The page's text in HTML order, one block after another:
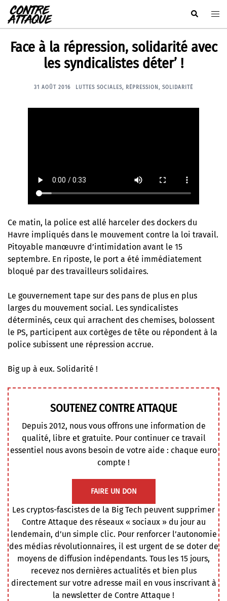
Aller
au
contenu
Rechercher
Face à la répression, solidarité avec
les syndicalistes déter’ !
31 AOÛT 2016 LUTTES SOCIALES, RÉPRESSION , SOLIDARITÉ
Ce matin, la police est allé harceler des dockers du
Havre impliqués dans le mouvement contre la loi travail.
Pitoyable manœuvre d’intimidation avant le 15
septembre. En riposte, le port a été immédiatement
bloqué par des travailleurs solidaires.
Le gouvernement tape sur des pans de plus en plus
larges du mouvement social. Les syndicalistes
déterminés, ceux qui arrachent des chemises, bolossent
le PS, participent aux cortèges de tête ou répondent à la
police subissent une répression accrue.
Big up à eux. Solidarité !
SOUTENEZ CONTRE ATTAQUE
Depuis 2012, nous vous offrons une information de
qualité, libre et gratuite. Pour continuer ce travail
essentiel nous avons besoin de votre aide : chaque euro
compte !
FAIRE UN DON
Les cryptos-fascistes de la Big Tech peuvent supprimer
Contre Attaque des réseaux « sociaux » du jour au
lendemain, d’un simple clic. Pour renforcer l’autonomie
des médias révolutionnaires, il est urgent de se doter de
moyens de diffusion indépendants. Tous les 15 jours,
recevez nos dernières actualités et bien plus
directement sur votre adresse mail en vous inscrivant à
la newsletter de Contre Attaque !